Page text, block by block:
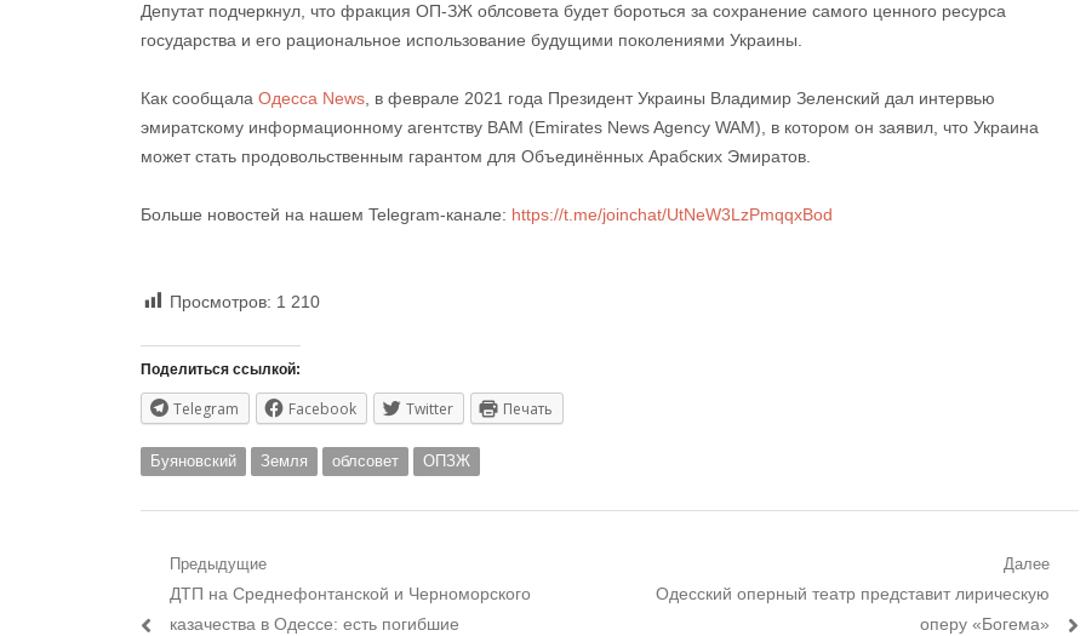
Депутат подчеркнул, что фракция ОП-ЗЖ облсовета будет бороться за сохранение самого ценного ресурса
государства и его рациональное использование будущими поколениями Украины.
Как сообщала Одесса News , в феврале 2021 года Президент Украины Владимир Зеленский дал интервью
эмиратскому информационному агентству ВАМ (Emirates News Agency WAM), в котором он заявил, что Украина
может стать продовольственным гарантом для Объединённых Арабских Эмиратов.
Больше новостей на нашем Telegram-канале: https://t.me/joinchat/UtNeW3LzPmqqxBod
Просмотров: 1 210
Поделиться ссылкой:
Telegram Facebook Twitter Печать
Буяновский Земля облсовет ОПЗЖ
Навигация
по
Предыдущие
Предыдущий
пост:
ДТП на Среднефонтанской и Черноморского
казачества в Одессе: есть погибшие
Далее
Следующий
Одесский оперный театр представит лирическую
оперу «Богема»